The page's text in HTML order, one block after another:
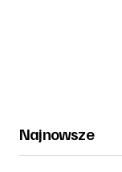
Najnowsze